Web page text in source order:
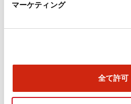
マーケティング
全て許可
カタログ
旧カタログ_TWSシリーズ